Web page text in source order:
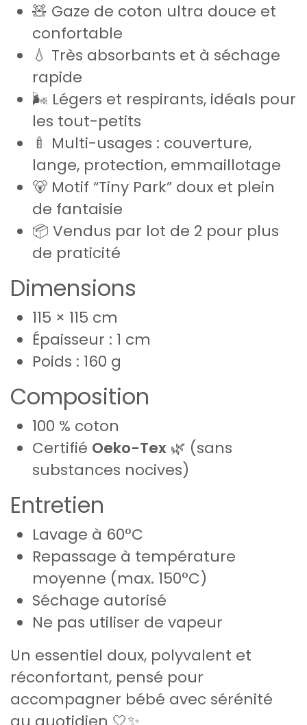
🧸 Gaze de coton ultra douce et
confortable
💧 Très absorbants et à séchage
rapide
🌬️ Légers et respirants, idéals pour
les tout-petits
🍼 Multi-usages : couverture,
lange, protection, emmaillotage
🐻 Motif “Tiny Park” doux et plein
de fantaisie
📦 Vendus par lot de 2 pour plus
de praticité
Dimensions
115 × 115 cm
Épaisseur : 1 cm
Poids : 160 g
Composition
100 % coton
Certifié Oeko-Tex 🌿 (sans
substances nocives)
Entretien
Lavage à 60°C
Repassage à température
moyenne (max. 150°C)
Séchage autorisé
Ne pas utiliser de vapeur
Un essentiel doux, polyvalent et
réconfortant, pensé pour
accompagner bébé avec sérénité